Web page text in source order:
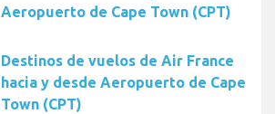
Aeropuerto de Cape Town (CPT)
Destinos de vuelos de Air France
hacia y desde Aeropuerto de Cape
Town (CPT)